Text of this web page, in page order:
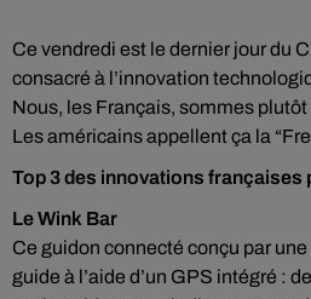
Ce vendredi est le dernier jour du
consacré à l’innovation
Nous, les Français, sommes
Les américains appellent ça la
Top 3 des innovations françaises
Le Wink Bar
Ce guidon connecté conçu par
guide à l’aide d’un GPS intégré :